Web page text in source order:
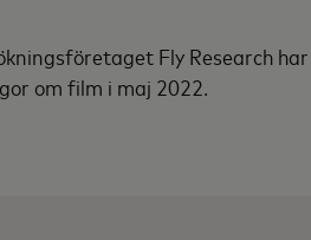
Fly Research
om film i maj 2022.